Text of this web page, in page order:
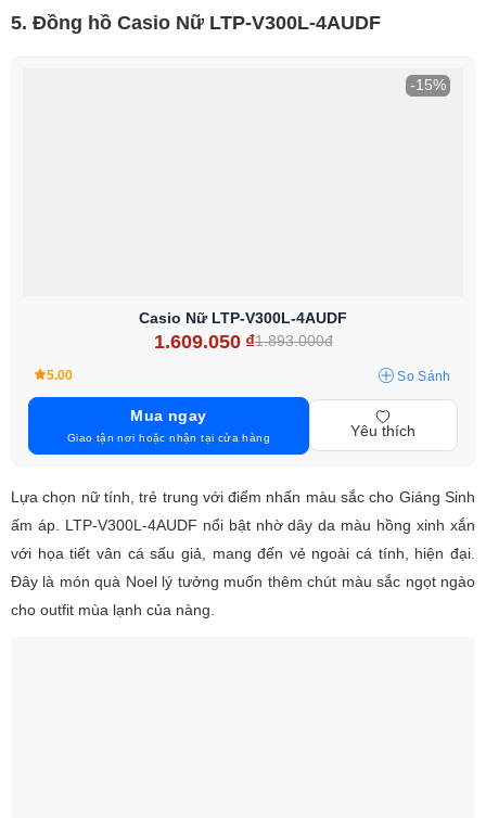
5. Đồng hồ Casio Nữ LTP-V300L-4AUDF
-15%
Casio Nữ LTP-V300L-4AUDF
1.609.050 ₫1.893.000đ
5.00 So Sánh
Mua ngay
Giao tận nơi hoặc nhận tại cửa hàng Yêu thích
Lựa chọn nữ tính, trẻ trung với điểm nhấn màu sắc cho Giáng Sinh
ấm áp. LTP-V300L-4AUDF nổi bật nhờ dây da màu hồng xinh xắn
với họa tiết vân cá sấu giả, mang đến vẻ ngoài cá tính, hiện đại.
Đây là món quà Noel lý tưởng muốn thêm chút màu sắc ngọt ngào
cho outfit mùa lạnh của nàng.